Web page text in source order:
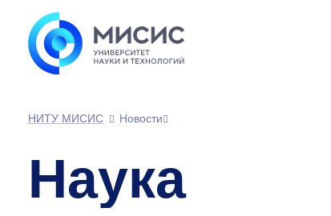
НИТУ МИСИС Новости
Наука